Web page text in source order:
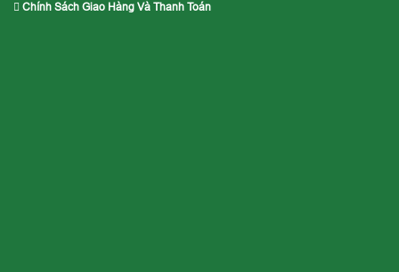
Chính Sách Giao Hàng Và Thanh Toán